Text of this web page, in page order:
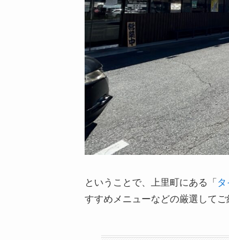
ということで、上里町にある「
すすめメニューなどの厳選して